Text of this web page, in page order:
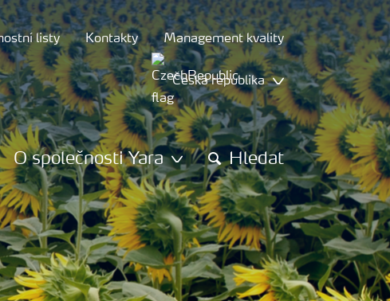
listy Kontakty Management kvality
Česká republika
O společnosti Yara Hledat